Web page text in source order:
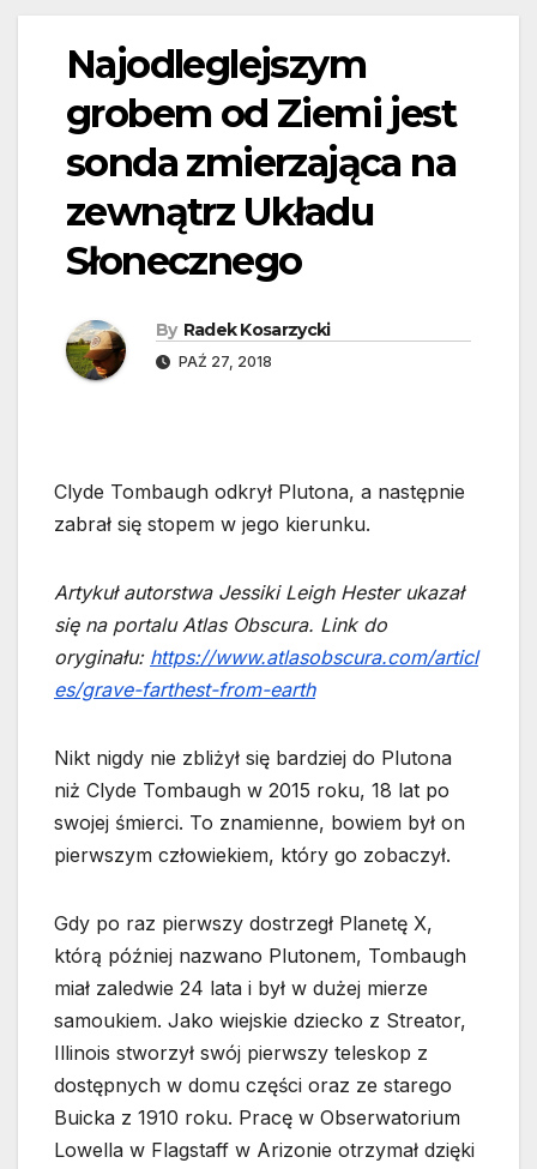
Najodleglejszym
grobem od Ziemi jest
sonda zmierzająca na
zewnątrz Układu
Słonecznego
By Radek Kosarzycki
PAŹ 27, 2018
Clyde Tombaugh odkrył Plutona, a następnie
zabrał się stopem w jego kierunku.
Artykuł autorstwa Jessiki Leigh Hester ukazał
się na portalu Atlas Obscura. Link do
oryginału: https://www.atlasobscura.com/articl
es/grave-farthest-from-earth
Nikt nigdy nie zbliżył się bardziej do Plutona
niż Clyde Tombaugh w 2015 roku, 18 lat po
swojej śmierci. To znamienne, bowiem był on
pierwszym człowiekiem, który go zobaczył.
Gdy po raz pierwszy dostrzegł Planetę X,
którą później nazwano Plutonem, Tombaugh
miał zaledwie 24 lata i był w dużej mierze
samoukiem. Jako wiejskie dziecko z Streator,
Illinois stworzył swój pierwszy teleskop z
dostępnych w domu części oraz ze starego
Buicka z 1910 roku. Pracę w Obserwatorium
Lowella w Flagstaff w Arizonie otrzymał dzięki